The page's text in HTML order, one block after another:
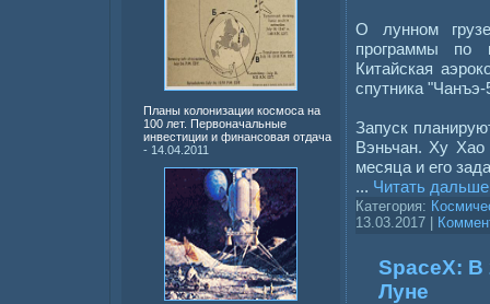
Планы колонизации космоса на
100 лет. Первоначальные
инвестиции и финансовая отдача
- 14.04.2011
О лунном
программы по
Китайская
спутника "Чанъэ-
Запуск
Вэньчан. Ху Хао
месяца и его
... Читать
Категория:
13.03.2017 |
SpaceX: В
Луне